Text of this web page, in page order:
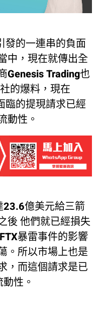
發的一連串的負面
中，現在就傳出全
Genesis Trading也
的爆料，現在
臨的提現請求已經
動性。
23.6億美元給三箭
後 他們就已經損失
暴雷事件的影響
。所以市場上也是
，而這個請求是已
性。